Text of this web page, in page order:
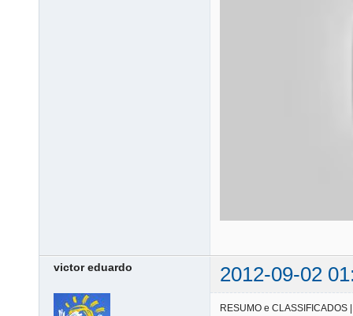
victor eduardo 2012-09-02
RESUMO e